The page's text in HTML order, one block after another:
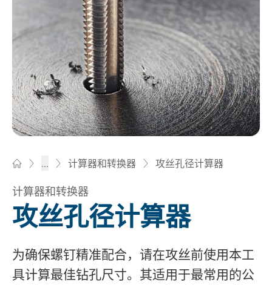
... 计算器和转换器 攻丝孔径计算器
计算器和转换器
攻丝孔径计算器
为确保螺钉精准配合，请在攻丝前使用本工
具计算最佳钻孔尺寸。其适用于最常用的公